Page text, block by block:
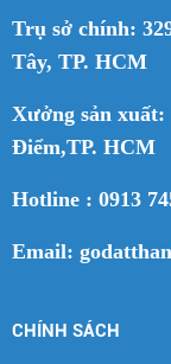
Trụ sở chính:
Tây, TP. HCM
Xưởng sản xuất:
Điểm,TP. HCM
Hotline : 0913
Email:
CHÍNH SÁCH